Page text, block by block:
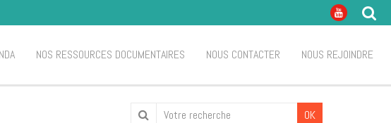
NOS RESSOURCES DOCUMENTAIRES NOUS CONTACTER NOUS REJOINDRE
OK